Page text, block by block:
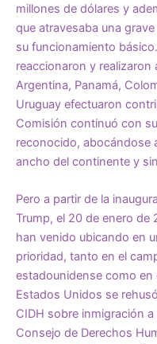
millones de dólares y
que atravesaba una
su funcionamiento
reaccionaron y
Argentina, Panamá,
Uruguay efectuaron
Comisión continuó con
reconocido, abocándose
ancho del continente y
Pero a partir de la
Trump, el 20 de enero de
han venido ubicando en
prioridad, tanto en el
estadounidense como en
Estados Unidos se
CIDH sobre inmigración
Consejo de Derechos